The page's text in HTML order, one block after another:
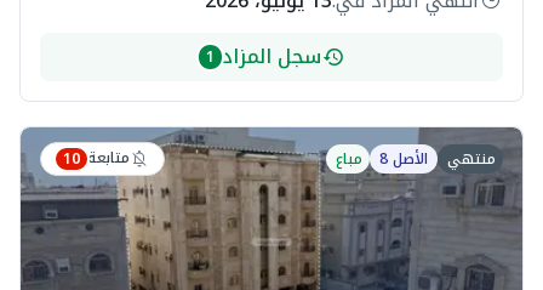
سجل المزاد 1
منتهي الأصل 8 مباع متابعة 10